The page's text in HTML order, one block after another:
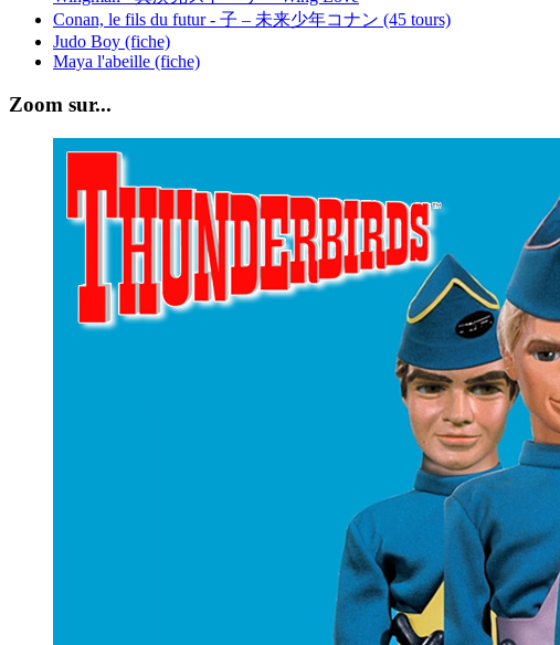
Conan, le fils du futur - 子 – 未来少年コナン (45 tours)
Judo Boy (fiche)
Maya l'abeille (fiche)
Zoom sur...